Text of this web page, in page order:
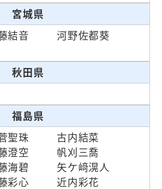
宮城県
結音
河野佐都葵
秋田県
福島県
聖珠
古内結菜
澄空
帆刈三喬
海碧
矢ケ﨑滉人
彩心 近内彩花